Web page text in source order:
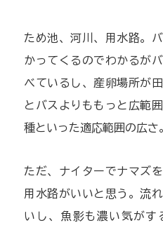
ため池、河川、用水路。
かってくるのでわかるが
べているし、産卵場所が
とバスよりももっと広範
種といった適応範囲の広さ
ただ、ナイターでナマズ
用水路がいいと思う。流
いし、魚影も濃い気がす